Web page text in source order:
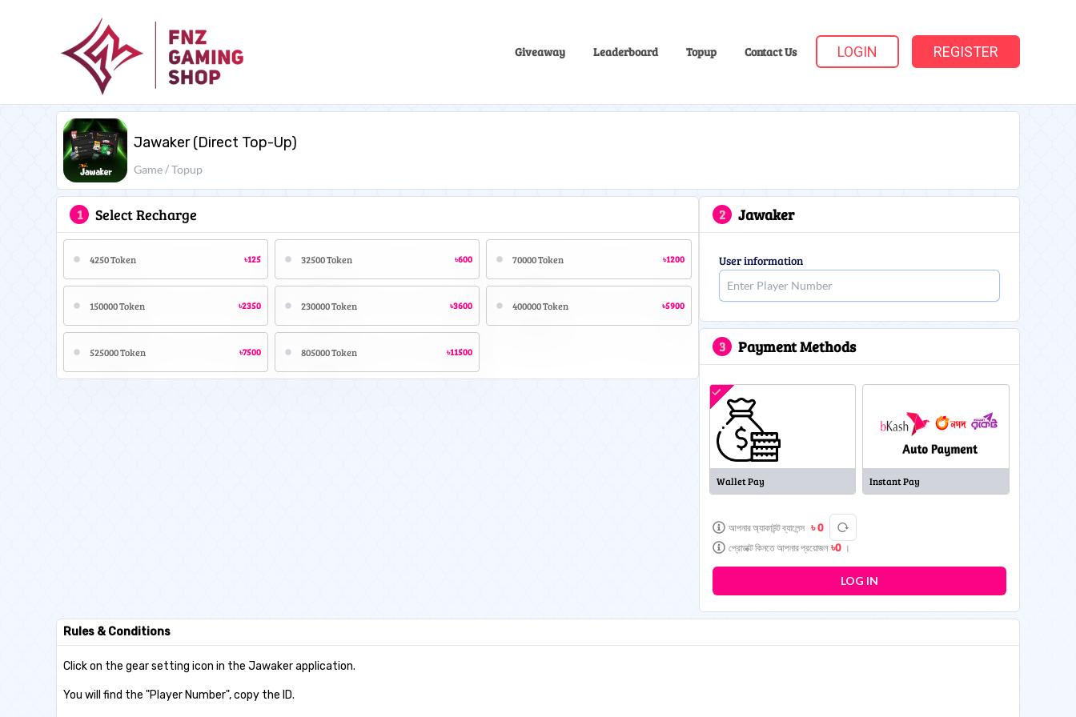
Giveaway Leaderboard Topup Contact Us LOGIN REGISTER
Jawaker (Direct Top-Up)
Game / Topup
1 Select Recharge
4250 Token ৳125 32500 Token ৳600 70000 Token ৳1200
150000 Token ৳2350 230000 Token ৳3600 400000 Token ৳5900
525000 Token ৳7500 805000 Token ৳11500
2 Jawaker
User information
3 Payment Methods
L
Wallet Pay Instant Pay
আপনার অ্যাকাউন্ট ব্যালেন্স ৳ 0
প্রোডাক্ট কিনতে আপনার প্রয়োজন ৳0 ।
LOG IN
Rules & Conditions
Click on the gear setting icon in the Jawaker application.
You will find the "Player Number", copy the ID.